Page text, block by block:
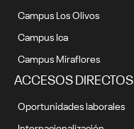
Campus Los Olivos
Campus Ica
Campus Miraflores
ACCESOS DIRECTOS
Oportunidades laborales